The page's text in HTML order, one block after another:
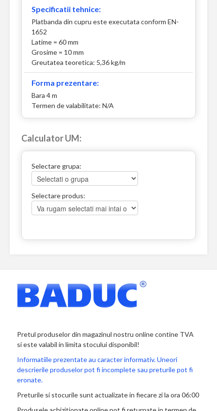
Specificatii tehnice:
Platbanda din cupru este executata conform EN-
1652
Latime = 60 mm
Grosime = 10 mm
Greutatea teoretica: 5,36 kg/m
Forma prezentare:
Bara 4 m
Termen de valabilitate: N/A
Calculator UM:
Selectare grupa:
Selectare produs:
Pretul produselor din magazinul nostru online contine TVA
si este valabil in limita stocului disponibil!
Informatiile prezentate au caracter informativ. Uneori
descrierile produselor pot fi incomplete sau preturile pot fi
eronate.
Preturile si stocurile sunt actualizate in fiecare zi la ora 06:00